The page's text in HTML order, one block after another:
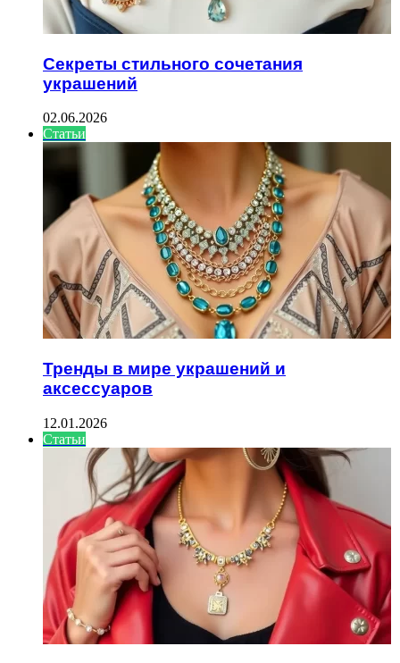
Секреты стильного сочетания
украшений
02.06.2026
Статьи
Тренды в мире украшений и
аксессуаров
12.01.2026
Статьи